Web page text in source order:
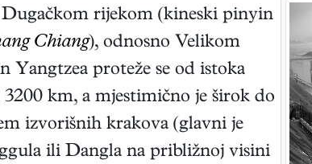
rijekom (kineski pinyin
Chiang), odnosno Velikom
Yangtzea proteže se od istoka
km, a mjestimično je širok do
izvorišnih krakova (glavni je
ili Dangla na približnoj visini